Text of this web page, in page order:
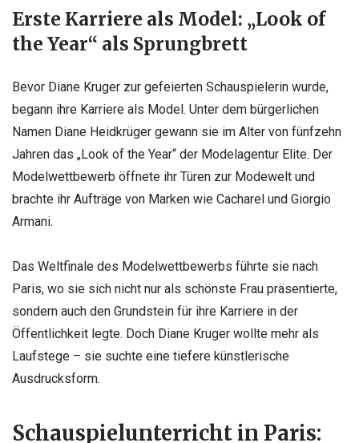
Erste Karriere als Model: „Look of
the Year“ als Sprungbrett
Bevor Diane Kruger zur gefeierten Schauspielerin wurde,
begann ihre Karriere als Model. Unter dem bürgerlichen
Namen Diane Heidkrüger gewann sie im Alter von fünfzehn
Jahren das „Look of the Year“ der Modelagentur Elite. Der
Modelwettbewerb öffnete ihr Türen zur Modewelt und
brachte ihr Aufträge von Marken wie Cacharel und Giorgio
Armani.
Das Weltfinale des Modelwettbewerbs führte sie nach
Paris, wo sie sich nicht nur als schönste Frau präsentierte,
sondern auch den Grundstein für ihre Karriere in der
Öffentlichkeit legte. Doch Diane Kruger wollte mehr als
Laufstege – sie suchte eine tiefere künstlerische
Ausdrucksform.
Schauspielunterricht in Paris: